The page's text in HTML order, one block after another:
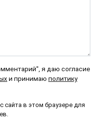
я даю согласие
и принимаю политику
сайта в этом браузере для